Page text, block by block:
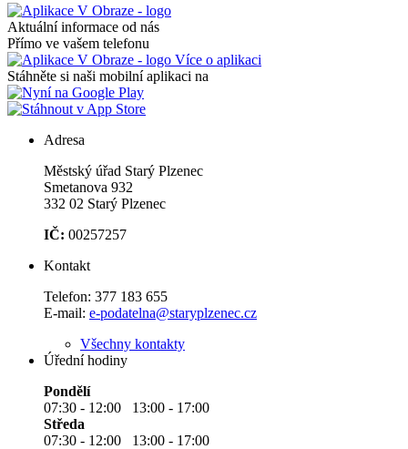
Aktuální informace od nás
Přímo ve vašem telefonu
Více o aplikaci
Stáhněte si naši mobilní aplikaci na
Adresa
Městský úřad Starý Plzenec
Smetanova 932
332 02 Starý Plzenec
IČ: 00257257
Kontakt
Telefon: 377 183 655
E-mail: e-podatelna@staryplzenec.cz
Všechny kontakty
Úřední hodiny
Pondělí
07:30 - 12:00 13:00 - 17:00
Středa
07:30 - 12:00 13:00 - 17:00